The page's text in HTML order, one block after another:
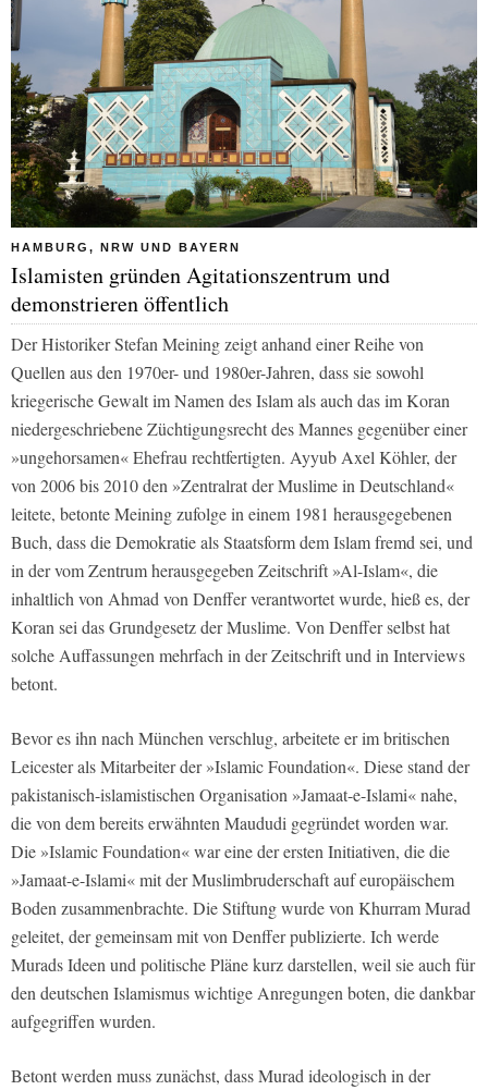
HAMBURG, NRW UND BAYERN
Islamisten gründen Agitationszentrum und
demonstrieren öffentlich
Der Historiker Stefan Meining zeigt anhand einer Reihe von
Quellen aus den 1970er- und 1980er-Jahren, dass sie sowohl
kriegerische Gewalt im Namen des Islam als auch das im Koran
niedergeschriebene Züchtigungsrecht des Mannes gegenüber einer
»ungehorsamen« Ehefrau rechtfertigten. Ayyub Axel Köhler, der
von 2006 bis 2010 den »Zentralrat der Muslime in Deutschland«
leitete, betonte Meining zufolge in einem 1981 herausgegebenen
Buch, dass die Demokratie als Staatsform dem Islam fremd sei, und
in der vom Zentrum herausgegeben Zeitschrift »Al-Islam«, die
inhaltlich von Ahmad von Denffer verantwortet wurde, hieß es, der
Koran sei das Grundgesetz der Muslime. Von Denffer selbst hat
solche Auffassungen mehrfach in der Zeitschrift und in Interviews
betont.
Bevor es ihn nach München verschlug, arbeitete er im britischen
Leicester als Mitarbeiter der »Islamic Foundation«. Diese stand der
pakistanisch-islamistischen Organisation »Jamaat-e-Islami« nahe,
die von dem bereits erwähnten Maududi gegründet worden war.
Die »Islamic Foundation« war eine der ersten Initiativen, die die
»Jamaat-e-Islami« mit der Muslimbruderschaft auf europäischem
Boden zusammenbrachte. Die Stiftung wurde von Khurram Murad
geleitet, der gemeinsam mit von Denffer publizierte. Ich werde
Murads Ideen und politische Pläne kurz darstellen, weil sie auch für
den deutschen Islamismus wichtige Anregungen boten, die dankbar
aufgegriffen wurden.
Betont werden muss zunächst, dass Murad ideologisch in der